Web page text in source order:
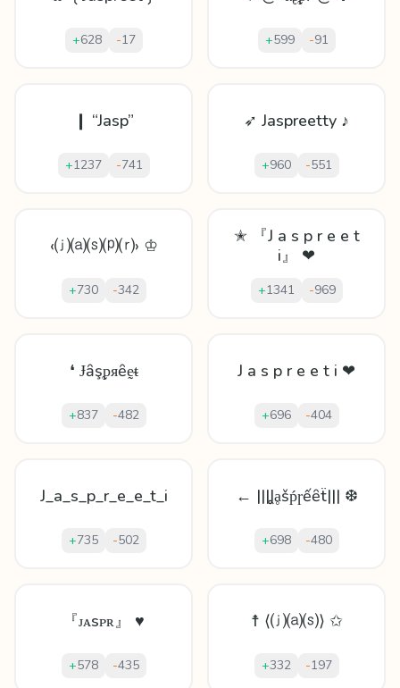
+628 -17 +599 -91
❙ “Jasp”
+1237 -741
➶ Jaspreetty ♪
+960 -551
‹⒥⒜⒮⒫⒭› ♔
+730 -342
✭ 『J a s p r e e t
i』 ❤
+1341 -969
❛ Ɉȃşᵱᴙȇḛᵵ
+837 -482
J a s p r e e t i ❤
+696 -404
J_a_s_p_r_e_e_t_i
+735 -502
← |||Ʝḁšṕɼếȇẗ||| ❆
+698 -480
『ᴊᴀsᴘʀ』 ♥
+578 -435
☨ ⟨⒥⒜⒮⟩ ✩
+332 -197